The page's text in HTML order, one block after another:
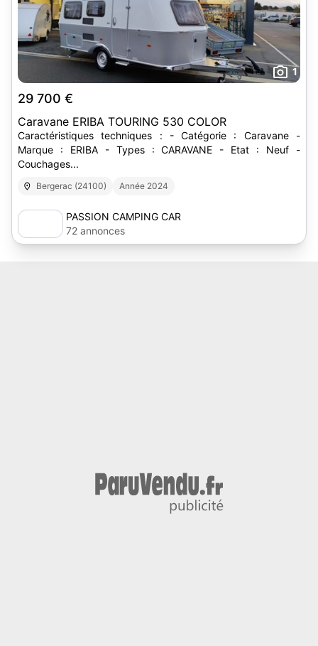
1
29 700 €
Caravane ERIBA TOURING 530 COLOR
Caractéristiques techniques : - Catégorie : Caravane -
Marque : ERIBA - Types : CARAVANE - Etat : Neuf -
Couchages...
Bergerac (24100) Année 2024
PASSION CAMPING CAR
72 annonces